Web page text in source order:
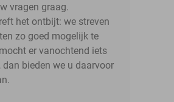
vragen graag.
het ontbijt: we streven
zo goed mogelijk te
er vanochtend iets
bieden we u daarvoor